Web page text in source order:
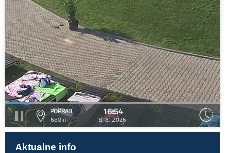
POPRAD
680 m
16:54
8. 8. 2026
Aktualne info